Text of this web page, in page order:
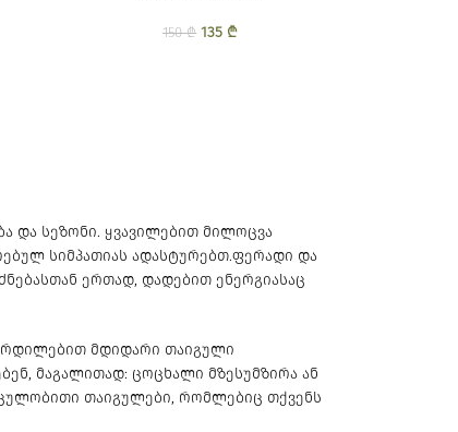
150₾
Original price was:
135 ₾
და სეზონი. ყვავილებით მილოცვა
სიმპათიას ადასტურებთ.ფერადი და
ერთად, დადებით ენერგიასაც
მდიდარი თაიგული
მაგალითად: ცოცხალი მზესუმზირა ან
თაიგულები, რომლებიც თქვენს